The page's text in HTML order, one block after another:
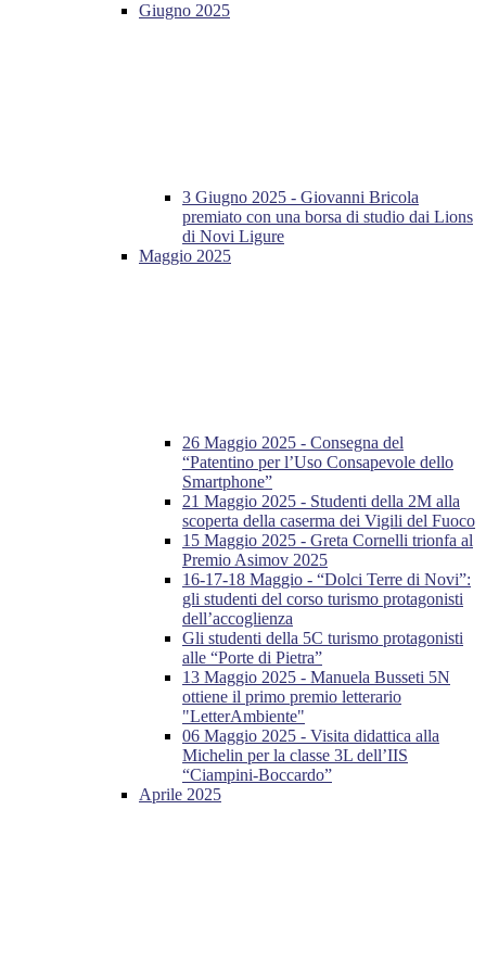
Giugno 2025
3 Giugno 2025 - Giovanni Bricola
premiato con una borsa di studio dai Lions
di Novi Ligure
Maggio 2025
26 Maggio 2025 - Consegna del
“Patentino per l’Uso Consapevole dello
Smartphone”
21 Maggio 2025 - Studenti della 2M alla
scoperta della caserma dei Vigili del Fuoco
15 Maggio 2025 - Greta Cornelli trionfa al
Premio Asimov 2025
16-17-18 Maggio - “Dolci Terre di Novi”:
gli studenti del corso turismo protagonisti
dell’accoglienza
Gli studenti della 5C turismo protagonisti
alle “Porte di Pietra”
13 Maggio 2025 - Manuela Busseti 5N
ottiene il primo premio letterario
"LetterAmbiente"
06 Maggio 2025 - Visita didattica alla
Michelin per la classe 3L dell’IIS
“Ciampini-Boccardo”
Aprile 2025